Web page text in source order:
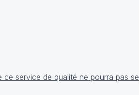
service de qualité ne pourra pas se